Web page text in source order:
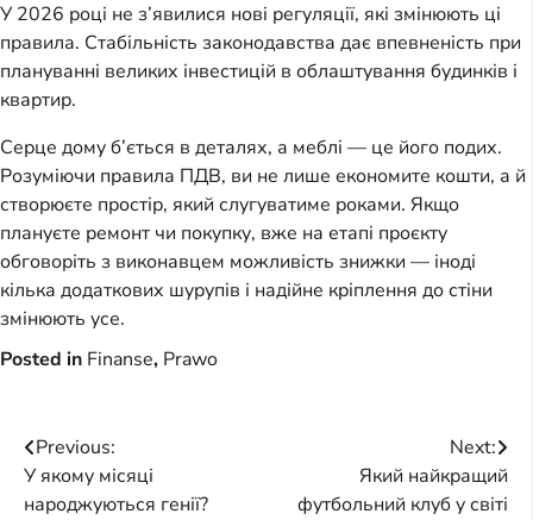
У 2026 році не з’явилися нові регуляції, які змінюють ці
правила. Стабільність законодавства дає впевненість при
плануванні великих інвестицій в облаштування будинків і
квартир.
Серце дому б’ється в деталях, а меблі — це його подих.
Розуміючи правила ПДВ, ви не лише економите кошти, а й
створюєте простір, який слугуватиме роками. Якщо
плануєте ремонт чи покупку, вже на етапі проєкту
обговоріть з виконавцем можливість знижки — іноді
кілька додаткових шурупів і надійне кріплення до стіни
змінюють усе.
Posted in Finanse, Prawo
Post
navigation
Previous:
У якому місяці
народжуються генії?
Next:
Який найкращий
футбольний клуб у світі